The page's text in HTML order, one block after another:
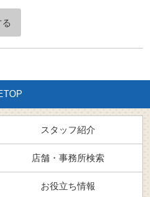
スタッフ紹介
店舗・事務所検索
お役立ち情報
紹介
事務所検索
ジン